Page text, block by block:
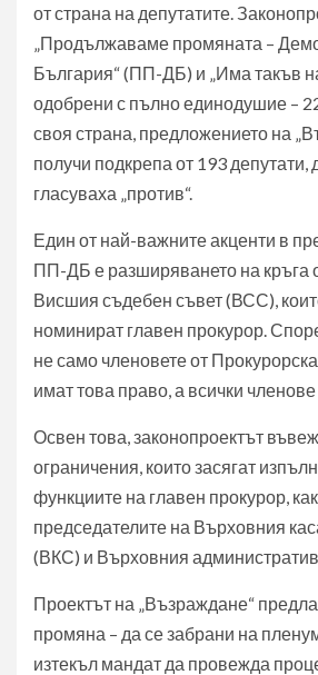
от страна на депутатите.
„Продължаваме промяната –
България“ (ПП-ДБ) и „Има такъв
одобрени с пълно единодушие –
своя страна, предложението на
получи подкрепа от 193 депутати,
гласуваха „против“.
Един от най-важните акценти в
ПП-ДБ е разширяването на кръга
Висшия съдебен съвет (ВСС),
номинират главен прокурор.
не само членовете от
имат това право, а всички членове
Освен това, законопроектът
ограничения, които засягат
функциите на главен прокурор,
председателите на Върховния
(ВКС) и Върховния
Проектът на „Възраждане“
промяна – да се забрани на
изтекъл мандат да провежда